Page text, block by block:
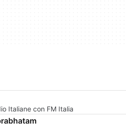
Italiane con FM Italia